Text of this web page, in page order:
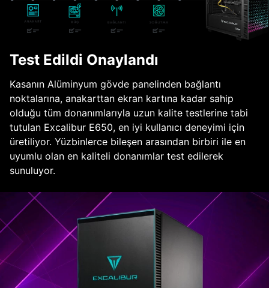
Test Edildi Onaylandı
Kasanın Alüminyum gövde panelinden bağlantı
noktalarına, anakarttan ekran kartına kadar sahip
olduğu tüm donanımlarıyla uzun kalite testlerine tabi
tutulan Excalibur E650, en iyi kullanıcı deneyimi için
üretiliyor. Yüzbinlerce bileşen arasından birbiri ile en
uyumlu olan en kaliteli donanımlar test edilerek
sunuluyor.